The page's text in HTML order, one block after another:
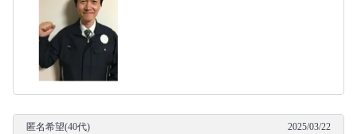
匿名希望(40代) 2025/03/22